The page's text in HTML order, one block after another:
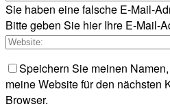
Sie haben eine falsche E-Mail-
Bitte geben Sie hier Ihre E-Mail-
Speichern Sie meinen
meine Website für den nächsten
Browser.